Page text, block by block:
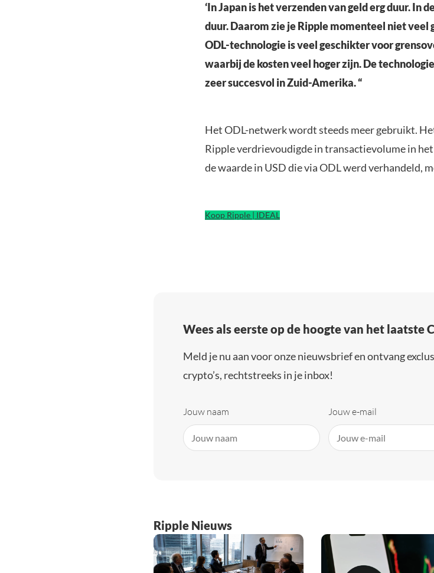
‘In Japan is het verzenden van geld erg duur. In
duur. Daarom zie je Ripple momenteel niet veel
ODL-technologie is veel geschikter voor
waarbij de kosten veel hoger zijn. De
zeer succesvol in Zuid-Amerika. “
Het ODL-netwerk wordt steeds meer gebruikt.
Ripple verdrievoudigde in transactievolume in
de waarde in USD die via ODL werd verhandeld,
Koop Ripple | IDEAL
Wees als eerste op de hoogte van het laatste
Meld je nu aan voor onze nieuwsbrief en ontvang
crypto’s, rechtstreeks in je inbox!
Jouw naam Jouw e-mail
Ripple Nieuws